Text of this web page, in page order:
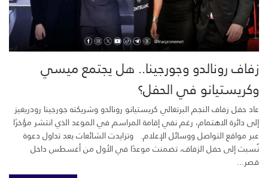
زفاف رونالدو وجورجينا.. هل يجتمع ميسي
وكريستيانو في الحفل؟
عاد حفل زفاف النجم البرتغالي كريستيانو رونالدو وشريكته جورجينا رودريغيز
إلى دائرة الاهتمام، رغم نفي إقامة المراسم في الموعد الذي انتشر مؤخرًا
عبر مواقع التواصل ووسائل الإعلام. وتزايدت الشائعات بعد تداول دعوة
نُسبت إلى حفل الزفاف، تضمنت موعدًا في الأول من أغسطس داخل
قصر...